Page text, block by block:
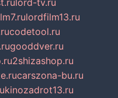
lord-tv.ru
lordfilm13.ru
codetool.ru
gooddver.ru
2shizashop.ru
carszona-bu.ru
kinozadrot13.ru